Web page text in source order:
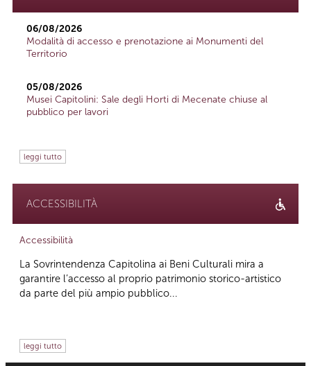
06/08/2026
Modalità di accesso e prenotazione ai Monumenti del
Territorio
05/08/2026
Musei Capitolini: Sale degli Horti di Mecenate chiuse al
pubblico per lavori
leggi tutto
ACCESSIBILITÀ
Accessibilità
La Sovrintendenza Capitolina ai Beni Culturali mira a
garantire l’accesso al proprio patrimonio storico-artistico
da parte del più ampio pubblico...
leggi tutto